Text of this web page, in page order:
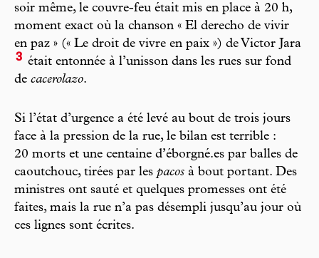
soir même, le couvre-feu était mis en place à 20 h,
moment exact où la chanson « El derecho de vivir
en paz » (« Le droit de vivre en paix ») de Victor Jara
3 était entonnée à l’unisson dans les rues sur fond
de cacerolazo.
Si l’état d’urgence a été levé au bout de trois jours
face à la pression de la rue, le bilan est terrible :
20 morts et une centaine d’éborgné.es par balles de
caoutchouc, tirées par les pacos à bout portant. Des
ministres ont sauté et quelques promesses ont été
faites, mais la rue n’a pas désempli jusqu’au jour où
ces lignes sont écrites.